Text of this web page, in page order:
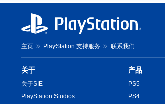
主页 PlayStation 支持服务 联系我们
关于
关于SIE
PlayStation Studios
产品
PS5
PS4